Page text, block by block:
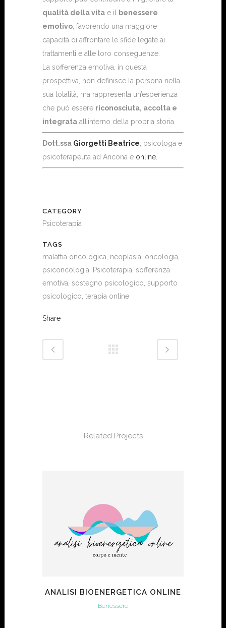
qualità della vita e il
benessere
emotivo , favorendo una maggiore
capacità di affrontare le sfide legate ai
trattamenti e alle loro conseguenze.
La sofferenza emotiva, in questa
prospettiva, non definisce la persona nella
sua totalità, ma rappresenta un’esperienza
che può essere riconosciuta, accolta e
integrata all’interno della propria storia.
Dott.ssa Giorgetti Beatrice , psicologa e
psicoterapeuta ad Ancona e online.
CATEGORY
Psicoterapia
TAGS
malattia oncologica, neoplasia, oncologia,
psiconcologia, Psicoterapia, sofferenza
emotiva, sostegno psicologico, supporto
psicologico, terapia online
Share
Related Projects
ANALISI BIOENERGETICA ONLINE
Benessere